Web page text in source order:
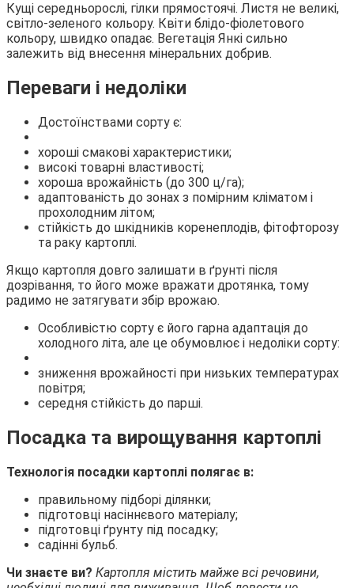
Кущі середньорослі, гілки прямостоячі. Листя не великі,
світло-зеленого кольору. Квіти блідо-фіолетового
кольору, швидко опадає. Вегетація Янкі сильно
залежить від внесення мінеральних добрив.
Переваги і недоліки
Достоїнствами сорту є:
хороші смакові характеристики;
високі товарні властивості;
хороша врожайність (до 300 ц/га);
адаптованість до зонах з помірним кліматом і
прохолодним літом;
стійкість до шкідників коренеплодів, фітофторозу
та раку картоплі.
Якщо картопля довго залишати в ґрунті після
дозрівання, то його може вражати дротянка, тому
радимо не затягувати збір врожаю.
Особливістю сорту є його гарна адаптація до
холодного літа, але це обумовлює і недоліки сорту:
зниження врожайності при низьких температурах
повітря;
середня стійкість до парші.
Посадка та вирощування картоплі
Технологія посадки картоплі полягає в:
правильному підборі ділянки;
підготовці насіннєвого матеріалу;
підготовці ґрунту під посадку;
садінні бульб.
Чи знаєте ви? Картопля містить майже всі речовини,